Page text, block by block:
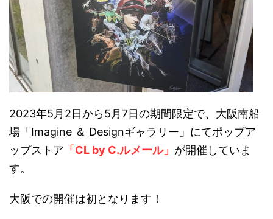
2023年5月2日から5月7日の期間限定で、大阪南船
場「Imagine ＆ Designギャラリー」にてポップア
ップストア 「CL by C.ルメール」 が開催していま
す。
大阪での開催は初となります！